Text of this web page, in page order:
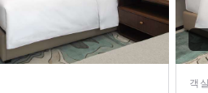
객